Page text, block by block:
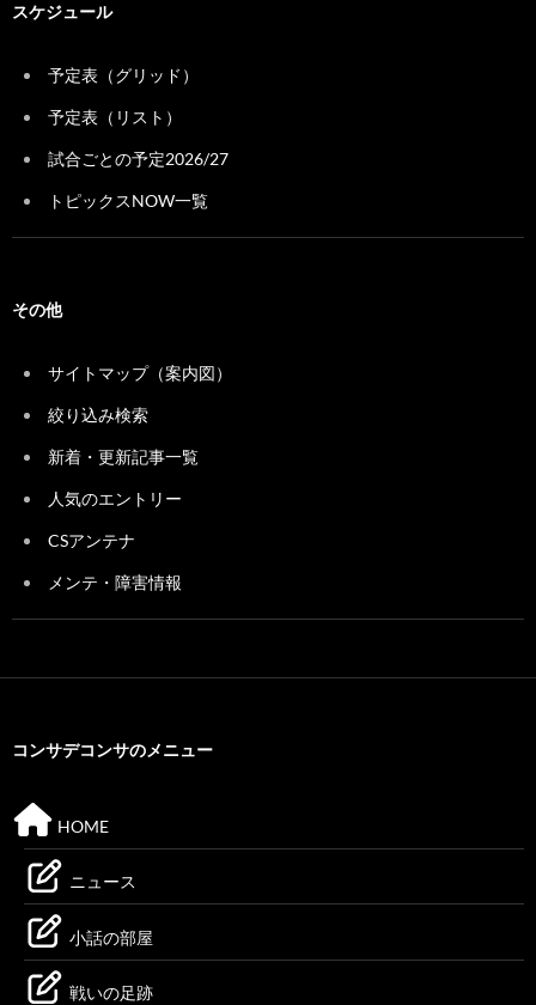
スケジュール
予定表（グリッド）
予定表（リスト）
試合ごとの予定2026/27
トピックスNOW一覧
その他
サイトマップ（案内図）
絞り込み検索
新着・更新記事一覧
人気のエントリー
CSアンテナ
メンテ・障害情報
コンサデコンサのメニュー
HOME
ニュース
小話の部屋
戦いの足跡